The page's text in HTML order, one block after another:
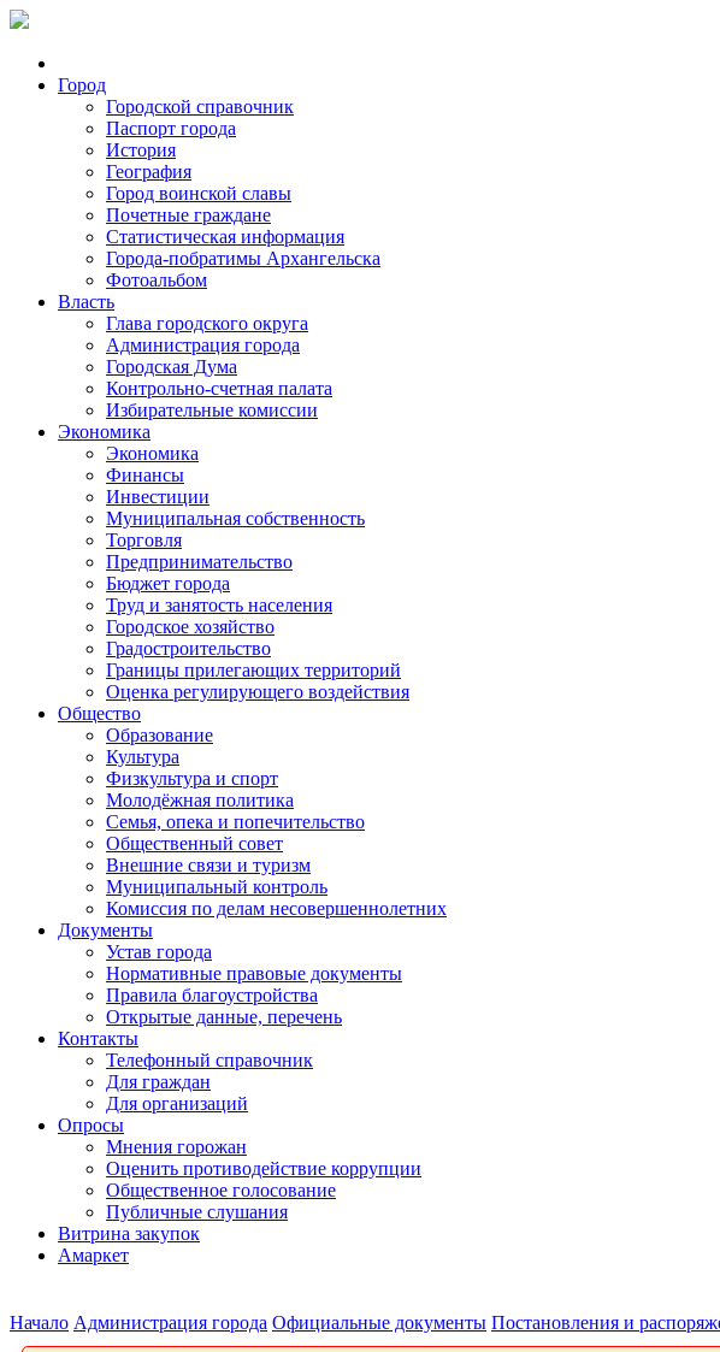
Город
Городской справочник
Паспорт города
История
География
Город воинской славы
Почетные граждане
Статистическая информация
Города-побратимы Архангельска
Фотоальбом
Власть
Глава городского округа
Администрация города
Городская Дума
Контрольно-счетная палата
Избирательные комиссии
Экономика
Экономика
Финансы
Инвестиции
Муниципальная собственность
Торговля
Предпринимательство
Бюджет города
Труд и занятость населения
Городское хозяйство
Градостроительство
Границы прилегающих территорий
Оценка регулирующего воздействия
Общество
Образование
Культура
Физкультура и спорт
Молодёжная политика
Семья, опека и попечительство
Общественный совет
Внешние связи и туризм
Муниципальный контроль
Комиссия по делам несовершеннолетних
Документы
Устав города
Нормативные правовые документы
Правила благоустройства
Открытые данные, перечень
Контакты
Телефонный справочник
Для граждан
Для организаций
Опросы
Мнения горожан
Оценить противодействие коррупции
Общественное голосование
Публичные слушания
Витрина закупок
Амаркет
Начало Администрация города Официальные документы Постановления и